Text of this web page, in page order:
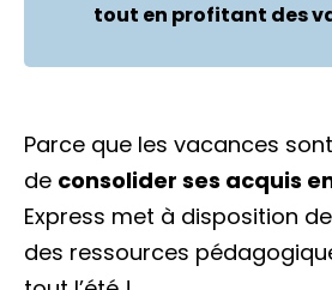
tout en profitant des
Parce que les vacances
de consolider ses acquis
Express met à disposition
des ressources